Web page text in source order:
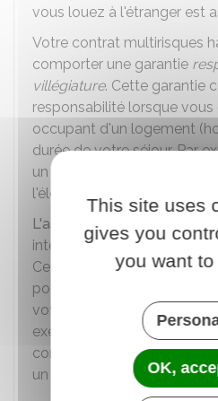
vous louez à l'étranger est
Votre contrat multirisques
comporter une garantie
villégiature. Cette garantie
responsabilité lorsque
occupant d'un logement
durée de votre séjour. Par
un dégât des eaux, vous
l'électroménager équipant
L'assurance responsabilité
intégrée dans votre contrat
Cette garantie couvre les
pouvez causer à autrui
voyage et en dehors du
exemple, si vous cassez un
commerçant ou si vous
un passant en le
This site uses
gives you
you want
OK,